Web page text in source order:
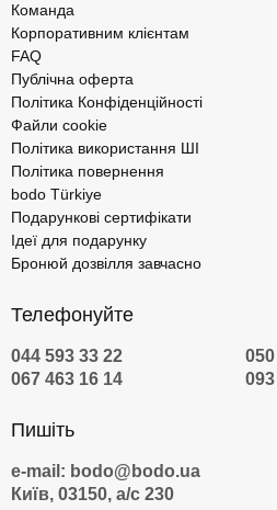
Команда
Корпоративним клієнтам
FAQ
Публічна оферта
Політика Конфіденційності
Файли cookie
Політика використання ШІ
Політика повернення
bodo Türkiye
Подарункові сертифікати
Ідеї для подарунку
Бронюй дозвілля завчасно
Телефонуйте
044 593 33 22
067 463 16 14
Пишіть
e-mail: bodo@bodo.ua
Київ, 03150, а/с 230